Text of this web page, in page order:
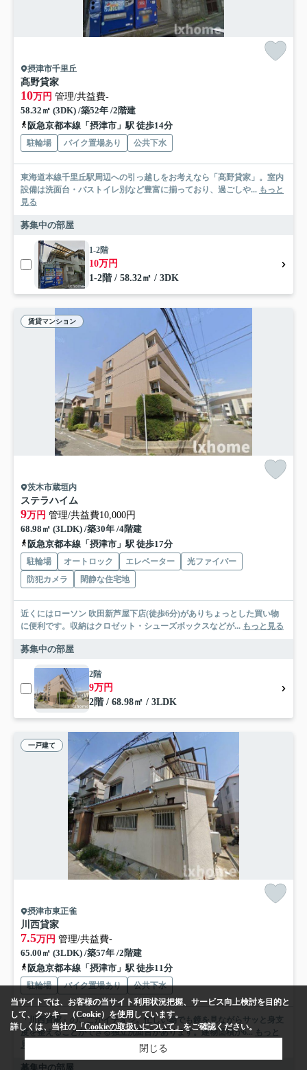
摂津市千里丘
髙野貸家
10万円 管理/共益費-
58.32㎡ (3DK) /築52年 /2階建
阪急京都本線「摂津市」駅 徒歩14分
駐輪場 バイク置場あり 公共下水
東海道本線千里丘駅周辺への引っ越しをお考えなら「髙野貸家」。室内
設備は洗面台・バストイレ別など豊富に揃っており、過ごしや... もっと
見る
募集中の部屋
1-2階
10万円
1-2階 / 58.32㎡ / 3DK
賃貸マンション
茨木市蔵垣内
ステラハイム
9万円 管理/共益費10,000円
68.98㎡ (3LDK) /築30年 /4階建
阪急京都本線「摂津市」駅 徒歩17分
駐輪場 オートロック エレベーター
光ファイバー
防犯カメラ
閑静な住宅地
近くにはローソン 吹田新芦屋下店(徒歩6分)がありちょっとした買い物
に便利です。収納はクロゼット・シューズボックスなどが... もっと見る
募集中の部屋
2階
9万円
2階 / 68.98㎡ / 3LDK
一戸建て
摂津市東正雀
川西貸家
7.5万円 管理/共益費-
65.00㎡ (3LDK) /築57年 /2階建
阪急京都本線「摂津市」駅 徒歩11分
駐輪場 バイク置場あり 公共下水
「川西貸家」のここがイチオシ。忙しい朝でも鏡を見ながらサッと身支
度を整えることができる独立洗面台があります。建物面積が6... もっと
募集中の部屋
当サイトでは、お客様の当サイト利用状況把握、サービス向上検討を目的と
して、クッキー（Cookie）を使用しています。
詳しくは、当社の 「Cookieの取扱いについて」 をご確認ください。
閉じる